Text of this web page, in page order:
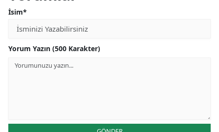
İsim*
Yorum Yazın (500 Karakter)